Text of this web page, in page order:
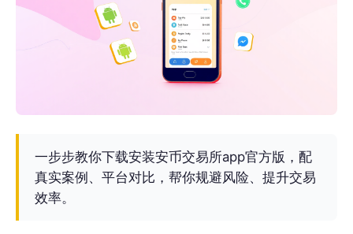
一步步教你下载安装安币交易所app官方版，配
真实案例、平台对比，帮你规避风险、提升交易
效率。